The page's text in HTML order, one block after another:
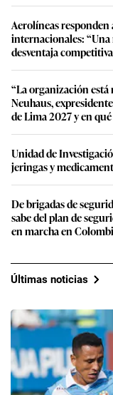
Aerolíneas responden
internacionales:
desventaja
“La organización
Neuhaus,
de Lima 2027 y en
Unidad de
jeringas y
De brigadas de
sabe del plan de
en marcha en
Últimas noticias